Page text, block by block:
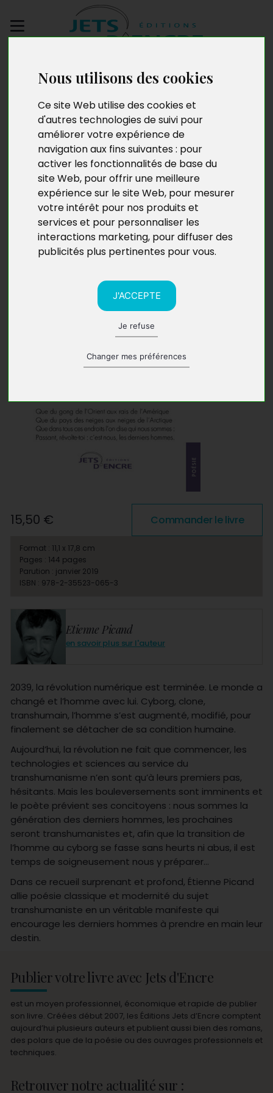
Nous utilisons des cookies
Ce site Web utilise des cookies et
d'autres technologies de suivi pour
améliorer votre expérience de
navigation aux fins suivantes : pour
activer les fonctionnalités de base du
site Web, pour offrir une meilleure
expérience sur le site Web, pour mesurer
votre intérêt pour nos produits et
services et pour personnaliser les
interactions marketing, pour diffuser des
publicités plus pertinentes pour vous.
J'ACCEPTE
Je refuse
Changer mes préférences
manuscrit
La Révolte des
derniers hommes
Etienne Picand
en savoir plus sur l'auteur
2039, la révolution numérique est terminée. Le monde a
changé et l’homme avec lui. Cyborg, clone,
transhumain, l’homme s’est augmenté, modifié, pour
finalement se détacher de sa condition humaine.
Aujourd’hui, la révolution ne fait que commencer, les
technologies et sciences au service du
transhumanisme n’en sont qu’à leurs premiers pas,
hésitants. Mais les bouleversements sont imminents et
le poète prévient ses concitoyens : nous sommes la
génération des derniers hommes, les prochaines
seront transhumanistes et, afin que la transition de
l’homme au cyborg se fasse sans heurts ni abus, il est
temps de soigneusement nous y préparer…
Dans ce recueil surprenant et profond, Étienne Picand
allie poésie classique et modernité du sujet
transhumaniste en un véritable manifeste qui
encourage les derniers hommes à prendre en main leur
destin.
15,50 € Commander le livre
Format : 11,1 x 17,8 cm
Pages : 144 pages
Parution : janvier 2019
ISBN : 978-2-35523-065-3
Publier votre livre avec Jets d'Encre
est un moyen professionnel, économique et rapide de publier
son livre. Créées début 2007, les Éditions Jets d’Encre comptent
aujourd’hui plusieurs auteurs et publient aussi bien des romans,
des polars que de la poésie ou des ouvrages professionnels et
techniques.
Retrouver notre actualité sur :